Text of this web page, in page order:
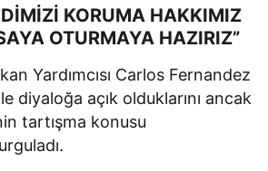
KORUMA HAKKIMIZ
OTURMAYA HAZIRIZ”
Yardımcısı Carlos Fernandez
diyaloğa açık olduklarını ancak
tartışma konusu